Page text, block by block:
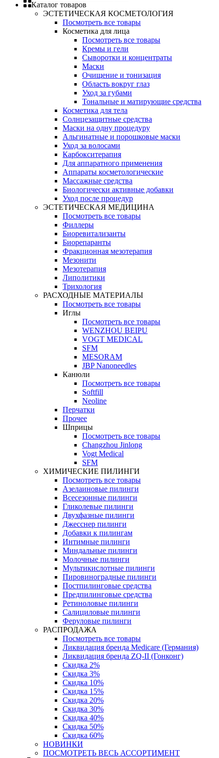
Каталог товаров
ЭСТЕТИЧЕСКАЯ КОСМЕТОЛОГИЯ
Посмотреть все товары
Косметика для лица
Посмотреть все товары
Кремы и гели
Сыворотки и концентраты
Маски
Очищение и тонизация
Область вокруг глаз
Уход за губами
Тональные и матирующие средства
Косметика для тела
Солнцезащитные средства
Маски на одну процедуру
Альгинатные и порошковые маски
Уход за волосами
Карбокситерапия
Для аппаратного применения
Аппараты косметологические
Массажные средства
Биологически активные добавки
Уход после процедур
ЭСТЕТИЧЕСКАЯ МЕДИЦИНА
Посмотреть все товары
Филлеры
Биоревитализанты
Биорепаранты
Фракционная мезотерапия
Мезонити
Мезотерапия
Липолитики
Трихология
РАСХОДНЫЕ МАТЕРИАЛЫ
Посмотреть все товары
Иглы
Посмотреть все товары
WENZHOU BEIPU
VOGT MEDICAL
SFM
MESORAM
JBP Nanoneedles
Канюли
Посмотреть все товары
Softfill
Neoline
Перчатки
Прочее
Шприцы
Посмотреть все товары
Changzhou Jinlong
Vogt Medical
SFM
ХИМИЧЕСКИЕ ПИЛИНГИ
Посмотреть все товары
Азелаиновые пилинги
Всесезонные пилинги
Гликолевые пилинги
Двухфазные пилинги
Джесснер пилинги
Добавки к пилингам
Интимные пилинги
Миндальные пилинги
Молочные пилинги
Мультикислотные пилинги
Пировиноградные пилинги
Постпилинговые средства
Предпилинговые средства
Ретиноловые пилинги
Салициловые пилинги
Феруловые пилинги
РАСПРОДАЖА
Посмотреть все товары
Ликвидация бренда Medicare (Германия)
Ликвидация бренда ZQ-II (Гонконг)
Скидка 2%
Скидка 3%
Скидка 10%
Скидка 15%
Скидка 20%
Скидка 30%
Скидка 40%
Скидка 50%
Скидка 60%
НОВИНКИ
ПОСМОТРЕТЬ ВЕСЬ АССОРТИМЕНТ